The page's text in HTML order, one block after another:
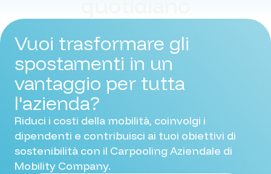
Vuoi trasformare gli
spostamenti in un
vantaggio per tutta
l'azienda?
Riduci i costi della mobilità, coinvolgi i
dipendenti e contribuisci ai tuoi obiettivi di
sostenibilità con il Carpooling Aziendale di
Mobility Company.